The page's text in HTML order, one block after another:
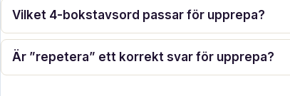
Vilket 4-bokstavsord passar för upprepa?
Är ”repetera” ett korrekt svar för upprepa?